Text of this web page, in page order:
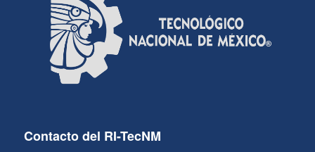
Contacto del RI-TecNM